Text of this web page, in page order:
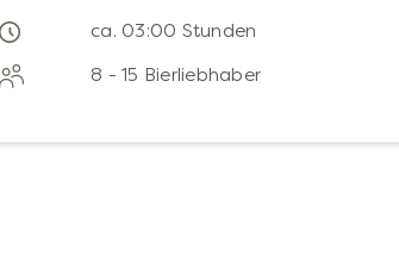
ca. 03:00 Stunden
8 - 15 Bierliebhaber